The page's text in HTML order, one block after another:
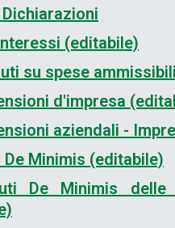
(editabile)
su spese
d'impresa
aziendali -
Minimis (editabile)
De Minimis